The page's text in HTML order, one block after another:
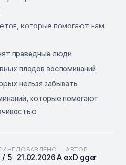
которые помогают нам
праведные люди
плодов воспоминаний
нельзя забывать
которые помогают
/ 5
ДОБАВЛЕНО
21.02.2026
АВТОР
AlexDigger